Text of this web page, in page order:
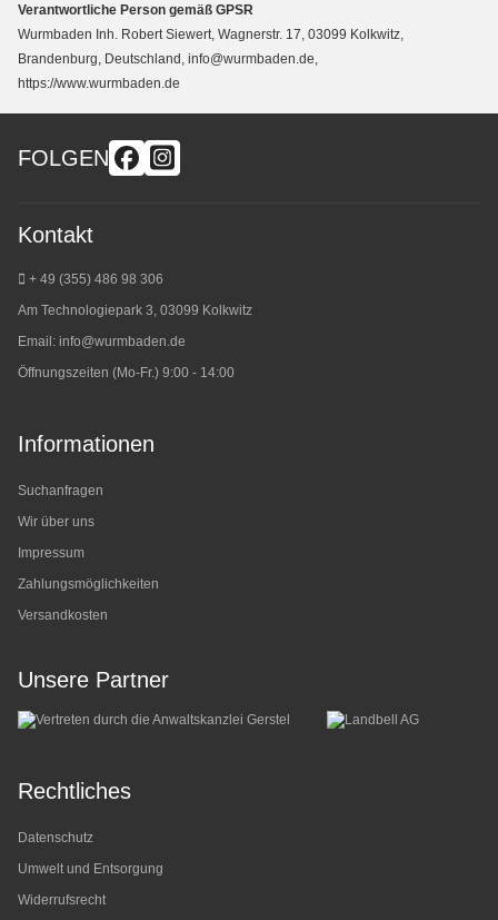
Verantwortliche Person gemäß GPSR
Wurmbaden Inh. Robert Siewert, Wagnerstr. 17, 03099 Kolkwitz,
Brandenburg, Deutschland, info@wurmbaden.de,
https://www.wurmbaden.de
FOLGEN
Kontakt
+ 49 (355) 486 98 306
Am Technologiepark 3, 03099 Kolkwitz
Email: info@wurmbaden.de
Öffnungszeiten (Mo-Fr.) 9:00 - 14:00
Informationen
Suchanfragen
Wir über uns
Impressum
Zahlungsmöglichkeiten
Versandkosten
Unsere Partner
Rechtliches
Datenschutz
Umwelt und Entsorgung
Widerrufsrecht